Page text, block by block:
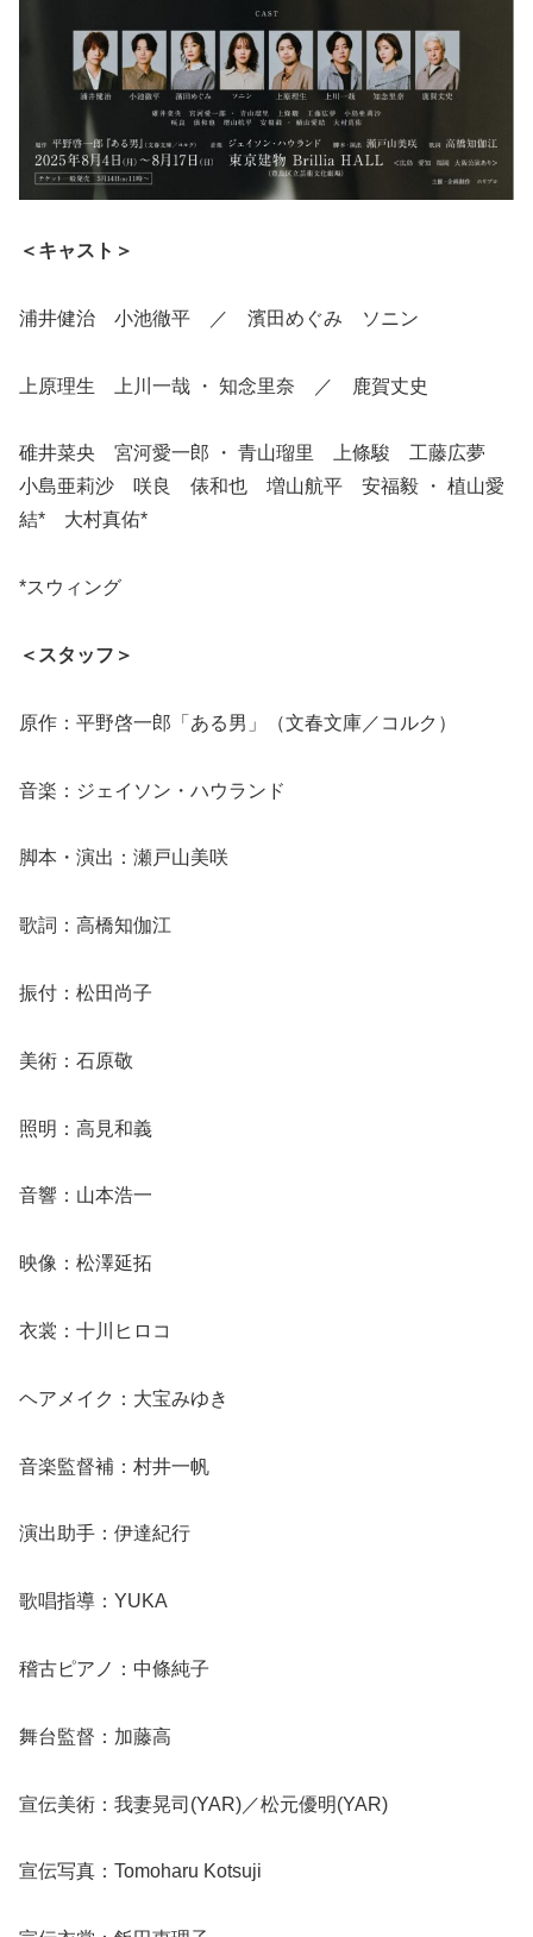
＜キャスト＞
浦井健治 小池徹平 ／ 濱田めぐみ ソニン
上原理生 上川一哉 ・ 知念里奈 ／ 鹿賀丈史
碓井菜央 宮河愛一郎 ・ 青山瑠里 上條駿 工藤広夢
小島亜莉沙 咲良 俵和也 増山航平 安福毅 ・ 植山愛
結* 大村真佑*
*スウィング
＜スタッフ＞
原作：平野啓一郎「ある男」（文春文庫／コルク）
音楽：ジェイソン・ハウランド
脚本・演出：瀬戸山美咲
歌詞：高橋知伽江
振付：松田尚子
美術：石原敬
照明：高見和義
音響：山本浩一
映像：松澤延拓
衣裳：十川ヒロコ
ヘアメイク：大宝みゆき
音楽監督補：村井一帆
演出助手：伊達紀行
歌唱指導：YUKA
稽古ピアノ：中條純子
舞台監督：加藤高
宣伝美術：我妻晃司(YAR)／松元優明(YAR)
宣伝写真：Tomoharu Kotsuji